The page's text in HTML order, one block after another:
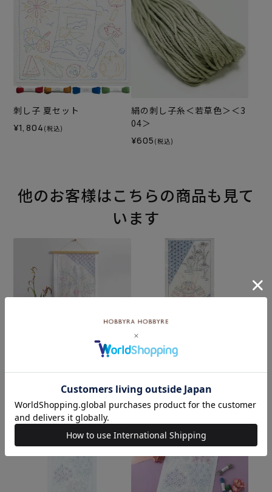
刺し子 夏セット
¥1,804 (税込)
絹の刺し子糸＜若草色＞＜3
04＞
¥605 (税込)
他のお客様はこちらの商品も見て
います
(税込)
¥3,432